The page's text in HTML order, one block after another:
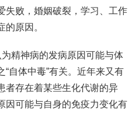
失败，婚姻破裂，学习、工作
原因。
精神病的发病原因可能与体
自体中毒”有关。近年来又有
者存在着某些生化代谢的异
因可能与自身的免疫力变化有